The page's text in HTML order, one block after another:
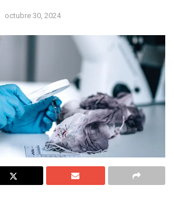
octubre 30, 2024